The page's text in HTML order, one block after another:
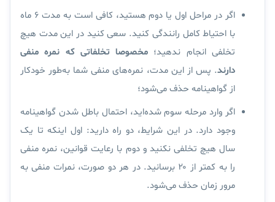
اگر در مراحل اول یا دوم هستید،
کافی است به مدت ۶ ماه
با احتیاط کامل رانندگی کنید. سعی کنید در این مدت هیچ
تخلفی انجام ندهید؛ مخصوصا تخلفاتی که نمره منفی
دارند. پس از این مدت، نمره‌های منفی شما به‌طور خودکار
از گواهینامه حذف می‌شود؛
اگر وارد مرحله سوم شده‌اید، احتمال باطل شدن گواهینامه
وجود دارد. در این شرایط، دو راه دارید: اول اینکه تا یک
سال هیچ تخلفی نکنید و دوم با رعایت قوانین، نمره منفی
را به کمتر از ۲۰ برسانید. در هر دو صورت، نمرات منفی به
مرور زمان حذف می‌شود.